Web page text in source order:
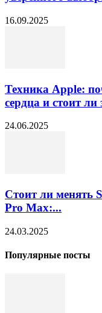
16.09.2025
Техника Apple:
сердца и стоит ли
24.06.2025
Стоит ли менять
Pro Max:...
24.03.2025
Популярные посты